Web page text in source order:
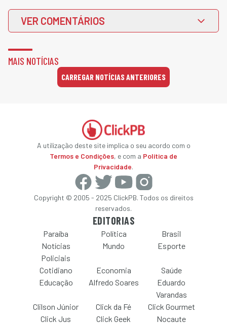
VER COMENTÁRIOS
MAIS NOTÍCIAS
CARREGAR NOTÍCIAS ANTERIORES
A utilização deste site implica o seu acordo com o
Termos e Condições, e com a Política de
Privacidade.
Copyright © 2005 - 2025 ClickPB. Todos os direitos
reservados.
EDITORIAS
Paraíba Política
Brasil
Notícias
Policiais
Mundo Esporte
Cotidiano Economia
Saúde
Educação
Alfredo Soares
Eduardo
Varandas
Clilson Júnior
Click da Fé
Click Gourmet
Click Jus
Click Geek Nocaute